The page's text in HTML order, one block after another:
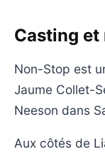
Casting
Non-Stop est
Jaume Collet-
Neeson dans
Aux côtés de